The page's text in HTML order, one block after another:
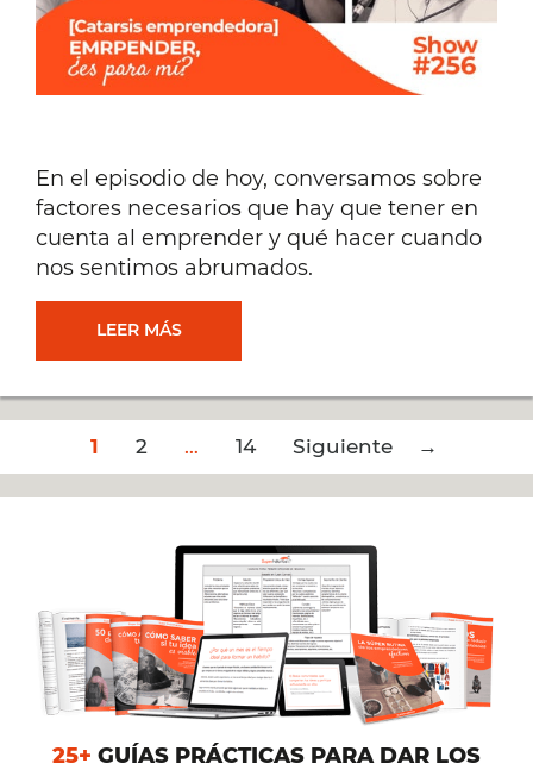
En el episodio de hoy, conversamos sobre
factores necesarios que hay que tener en
cuenta al emprender y qué hacer cuando
nos sentimos abrumados.
LEER MÁS[CATARSIS
“EMPRENDER,
¿ES
PARA
MÍ?”
[#256]
Post
navigation
1 2 … 14 Siguiente →
25+ GUÍAS PRÁCTICAS PARA DAR LOS